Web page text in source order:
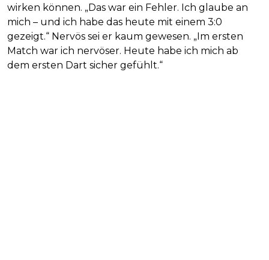
wirken können. „Das war ein Fehler. Ich glaube an
mich – und ich habe das heute mit einem 3:0
gezeigt.“ Nervös sei er kaum gewesen. „Im ersten
Match war ich nervöser. Heute habe ich mich ab
dem ersten Dart sicher gefühlt.“